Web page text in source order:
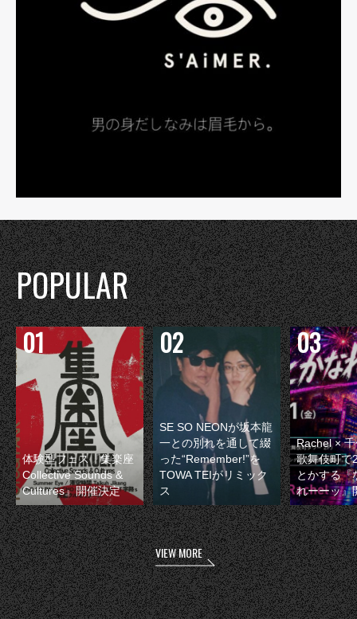
POPULAR
体験型フェス『集楽座
Collective Sounds &
Cultures』開催決定
SE SO NEONが坂本龍
一との別れを通して綴
った“Remember!”を
TOWA TEIがリミック
ス
Rachel ×
歌舞伎町で
とかする『
れーーッ』
VIEW MORE